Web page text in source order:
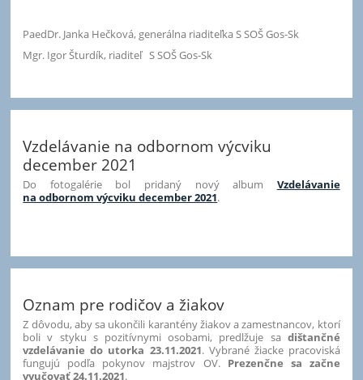
PaedDr. Janka Hečková, generálna riaditeľka S SOŠ Gos-Sk
Mgr. Igor Šturdík, riaditeľ S SOŠ Gos-Sk
Vzdelávanie na odbornom výcviku
december 2021
Do fotogalérie bol pridaný nový album Vzdelávanie
na odbornom výcviku december 2021.
Oznam pre rodičov a žiakov
Z dôvodu, aby sa ukončili karantény žiakov a zamestnancov, ktorí
boli v styku s pozitívnymi osobami, predlžuje sa dištančné
vzdelávanie do utorka 23.11.2021. Vybrané žiacke pracoviská
fungujú podľa pokynov majstrov OV. Prezenčne sa začne
vyučovať 24.11.2021.